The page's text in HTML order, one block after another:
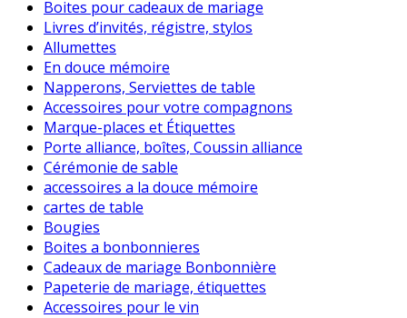
Boites pour cadeaux de mariage
Livres d’invités, régistre, stylos
Allumettes
En douce mémoire
Napperons, Serviettes de table
Accessoires pour votre compagnons
Marque-places et Étiquettes
Porte alliance, boîtes, Coussin alliance
Cérémonie de sable
accessoires a la douce mémoire
cartes de table
Bougies
Boites a bonbonnieres
Cadeaux de mariage Bonbonnière
Papeterie de mariage, étiquettes
Accessoires pour le vin